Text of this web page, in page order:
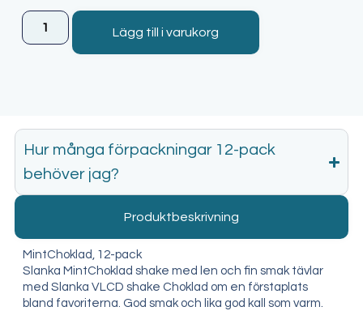
Lägg till i varukorg
Hur många förpackningar 12-pack
behöver jag?
Produktbeskrivning
MintChoklad, 12-pack
Slanka MintChoklad shake med len och fin smak tävlar
med Slanka VLCD shake Choklad om en förstaplats
bland favoriterna. God smak och lika god kall som varm.